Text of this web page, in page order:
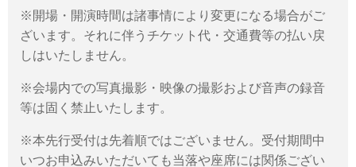
※開場・開演時間は諸事情により変更になる場合がご
ざいます。それに伴うチケット代・交通費等の払い戻
しはいたしません。
※会場内での写真撮影・映像の撮影および音声の録音
等は固く禁止いたします。
※本先行受付は先着順ではございません。受付期間中
いつお申込みいただいても当落や座席には関係ござい